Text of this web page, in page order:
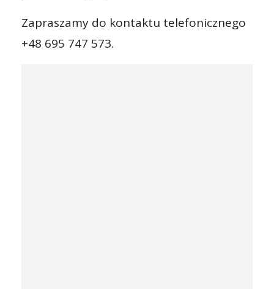
Zapraszamy do kontaktu telefonicznego
+48 695 747 573.